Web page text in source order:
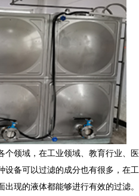
个领域，在工业领域、教育行业、医
设备可以过滤的成分也有很多，在工
现的液体都能够进行有效的过滤。